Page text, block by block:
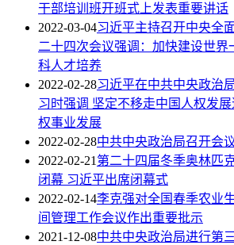
干部培训班开班式上发表重要讲话
2022-03-04习近平主持召开中央全
二十四次会议强调：加快建设世界
科人才培养
2022-02-28习近平在中共中央政治
习时强调 坚定不移走中国人权发
权事业发展
2022-02-28中共中央政治局召开会
2022-02-21第二十四届冬季奥林匹
闭幕 习近平出席闭幕式
2022-02-14李克强对全国春季农业
间管理工作会议作出重要批示
2021-12-08中共中央政治局进行第